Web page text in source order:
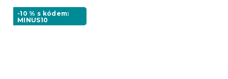
-10 % s kódem:
MINUS10